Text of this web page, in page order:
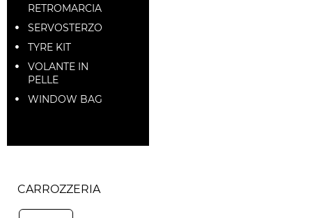
RETROMARCIA
SERVOSTERZO
TYRE KIT
VOLANTE IN
PELLE
WINDOW BAG
CARROZZERIA